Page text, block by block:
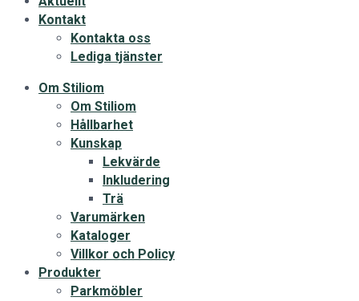
Kontakt
Kontakta oss
Lediga tjänster
Om Stiliom
Om Stiliom
Hållbarhet
Kunskap
Lekvärde
Inkludering
Trä
Varumärken
Kataloger
Villkor och Policy
Produkter
Parkmöbler